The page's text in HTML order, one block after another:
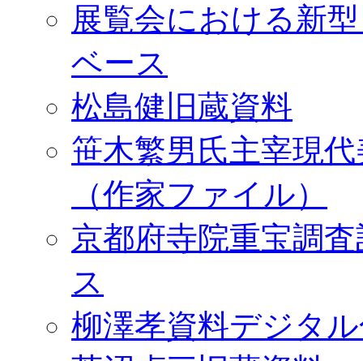
展覧会における新
ベース
松島健旧蔵資料
笹木繁男氏主宰現
（作家ファイル）
京都府寺院重宝調
ス
柳澤孝資料デジタ